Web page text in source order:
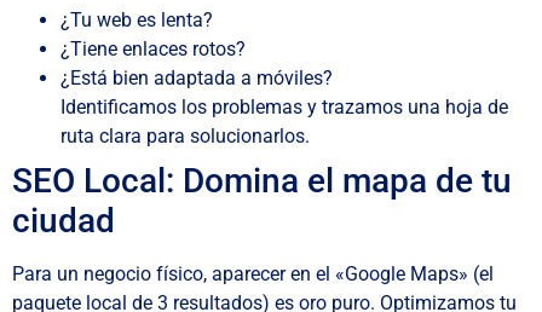
¿Tu web es lenta?
¿Tiene enlaces rotos?
¿Está bien adaptada a móviles?
Identificamos los problemas y trazamos una hoja de
ruta clara para solucionarlos.
SEO Local: Domina el mapa de tu
ciudad
Para un negocio físico, aparecer en el «Google Maps» (el
paquete local de 3 resultados) es oro puro. Optimizamos tu